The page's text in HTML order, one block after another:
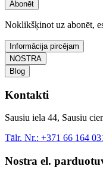
Abonēt
Noklikšķinot uz abonēt,
Informācija pircējam
NOSTRA
Blog
Kontakti
Sausiu iela 44, Sausiu
Tālr. Nr.: +371 66 164
Nostra el.